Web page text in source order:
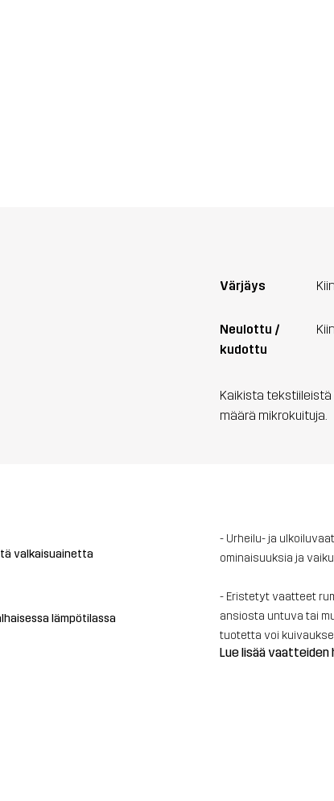
Värjäys
Neulottu /
kudottu
Kaikista
määrä mikrokuituja.
valkaisuainetta
lämpötilassa
- Urheilu- ja
ominaisuuksia ja
- Eristetyt vaatteet
ansiosta untuva tai
tuotetta voi
Lue lisää vaatteiden